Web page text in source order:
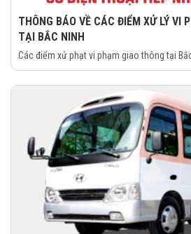
THÔNG BÁO VỀ CÁC ĐIỂM XỬ LÝ VI
TẠI BẮC NINH
Các điểm xử phạt vi phạm giao thông tại